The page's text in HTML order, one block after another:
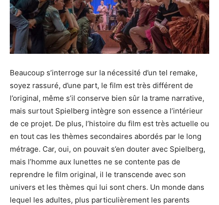
Beaucoup s’interroge sur la nécessité d’un tel remake,
soyez rassuré, d’une part, le film est très différent de
l’original, même s’il conserve bien sûr la trame narrative,
mais surtout Spielberg intègre son essence a l’intérieur
de ce projet. De plus, l’histoire du film est très actuelle ou
en tout cas les thèmes secondaires abordés par le long
métrage. Car, oui, on pouvait s’en douter avec Spielberg,
mais l’homme aux lunettes ne se contente pas de
reprendre le film original, il le transcende avec son
univers et les thèmes qui lui sont chers. Un monde dans
lequel les adultes, plus particulièrement les parents